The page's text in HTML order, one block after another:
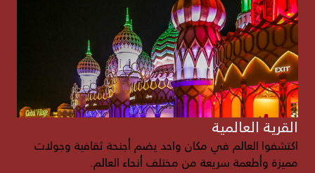
القرية العالمية
اكتشفوا العالم في مكان واحد يضم أجنحة ثقافية وجولات
مميزة وأطعمة سريعة من مختلف أنحاء العالم.